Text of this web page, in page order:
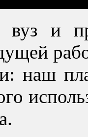
вуз и
наш